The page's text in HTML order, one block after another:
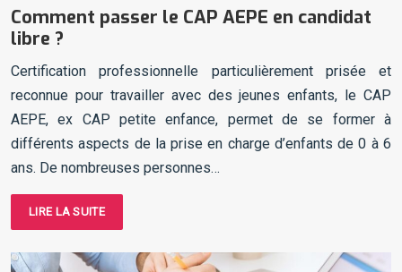
Comment passer le CAP AEPE en candidat
libre ?
Certification professionnelle particulièrement prisée et
reconnue pour travailler avec des jeunes enfants, le CAP
AEPE, ex CAP petite enfance, permet de se former à
différents aspects de la prise en charge d’enfants de 0 à 6
ans. De nombreuses personnes…
LIRE LA SUITE